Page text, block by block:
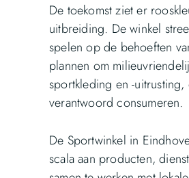
De toekomst ziet er
uitbreiding. De winkel
spelen op de behoeften
plannen om
sportkleding en -
verantwoord consumeren.
De Sportwinkel in
scala aan producten,